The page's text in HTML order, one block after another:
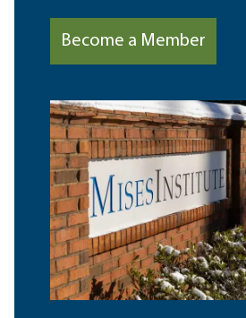
Become a Member